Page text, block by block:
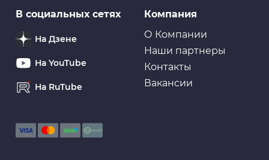
Компания
О Компании
Наши партнеры
Контакты
Вакансии
В социальных сетях
На Дзене
На YouTube
На RuTube